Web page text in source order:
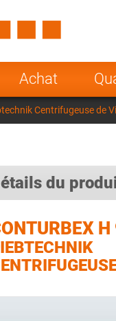
Achat
Centrifugeuse de
du